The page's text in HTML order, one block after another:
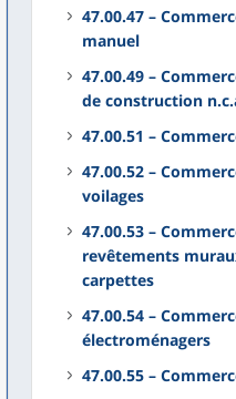
47.00.47 –
manuel
47.00.49 –
de construction
47.00.51 –
47.00.52 –
voilages
47.00.53 –
revêtements
carpettes
47.00.54 –
électroménagers
47.00.55 –